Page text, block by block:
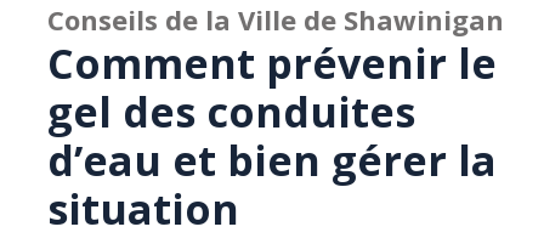
Conseils de la Ville de Shawinigan
Comment prévenir le
gel des conduites
d’eau et bien gérer la
situation